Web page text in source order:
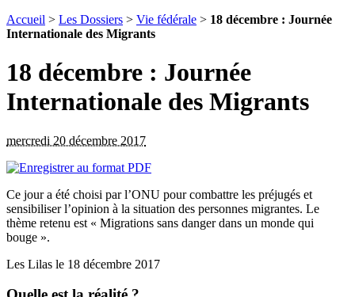
Accueil > Les Dossiers > Vie fédérale > 18 décembre : Journée
Internationale des Migrants
18 décembre : Journée
Internationale des Migrants
mercredi 20 décembre 2017
Ce jour a été choisi par l’ONU pour combattre les préjugés et
sensibiliser l’opinion à la situation des personnes migrantes. Le
thème retenu est « Migrations sans danger dans un monde qui
bouge ».
Les Lilas le 18 décembre 2017